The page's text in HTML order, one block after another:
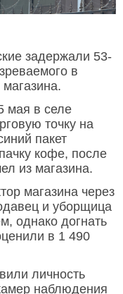
задержали 53-
в
мая в селе
точку на
пакет
кофе, после
из магазина.
магазина через
и уборщица
однако догнать
в 1 490
личность
наблюдения